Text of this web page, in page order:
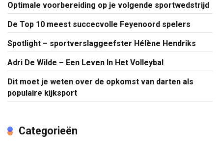
Optimale voorbereiding op je volgende sportwedstrijd
De Top 10 meest succecvolle Feyenoord spelers
Spotlight – sportverslaggeefster Hélène Hendriks
Adri De Wilde – Een Leven In Het Volleybal
Dit moet je weten over de opkomst van darten als
populaire kijksport
Categorieën